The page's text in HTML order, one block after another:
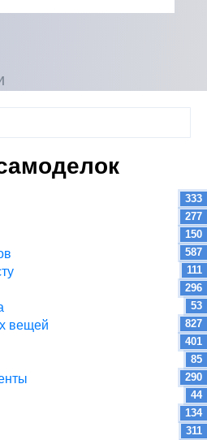
333
277
150
587
111
296
53
вещей 827
401
85
290
44
134
311